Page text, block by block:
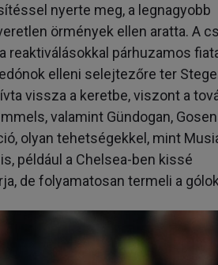
nyerte meg, a legnagyobb
örmények ellen aratta. A
reaktiválásokkal párhuzamos
elleni selejtezőre ter
vissza a keretbe, viszont a
valamint Gündogan,
olyan tehetségekkel, mint
például a Chelsea-ben kissé
de folyamatosan termeli a